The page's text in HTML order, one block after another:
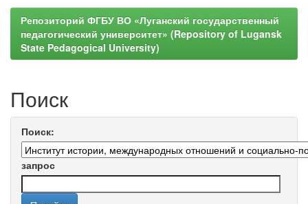
Репозиторий ФГБУ ВО «Луганский государственный
педагогический университет» (Repository of Lugansk
State Pedagogical University)
Поиск
Поиск:
запрос